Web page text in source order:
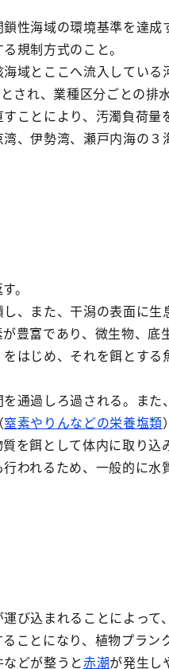
性海域の環境基準を達成
規制方式のこと。
域とここへ流入している
され、業種区分ごとの排
ことにより、汚濁負荷量
、伊勢湾、瀬戸内海の３
。
、また、干潟の表面に生
豊富であり、微生物、底
はじめ、それを餌とする
通過しろ過される。また
窒素やりんなどの栄養塩類
を餌として体内に取り込
われるため、一般的に水
運び込まれることによって
ことになり、植物プラン
どが整うと赤潮が発生し